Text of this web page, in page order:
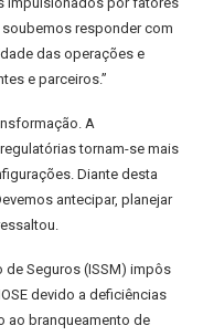
responder com
das operações e
e parceiros.”
A
tornam-se mais
Diante desta
antecipar, planejar
Seguros (ISSM) impôs
devido a deficiências
ao branqueamento de